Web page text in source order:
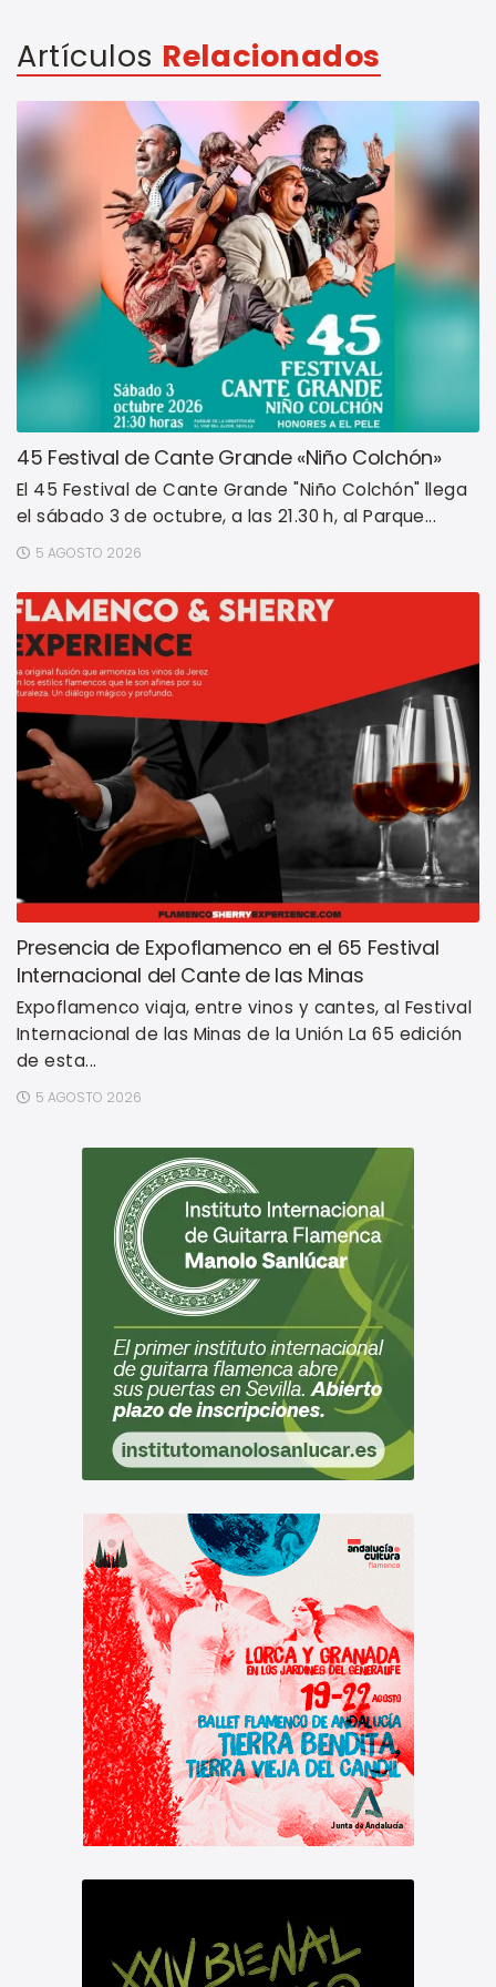
Artículos Relacionados
45 Festival de Cante Grande «Niño Colchón»
El 45 Festival de Cante Grande "Niño Colchón" llega
el sábado 3 de octubre, a las 21.30 h, al Parque...
5 AGOSTO 2026
Presencia de Expoflamenco en el 65 Festival
Internacional del Cante de las Minas
Expoflamenco viaja, entre vinos y cantes, al Festival
Internacional de las Minas de la Unión La 65 edición
de esta...
5 AGOSTO 2026